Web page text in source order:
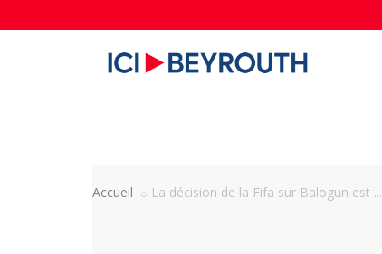
Accueil La décision de la Fifa sur Balogun est ...